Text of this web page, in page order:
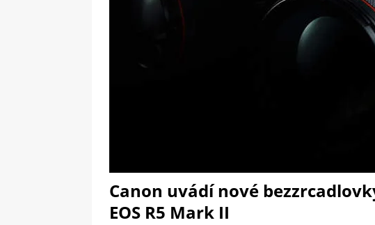
Canon uvádí nové
EOS R5 Mark II